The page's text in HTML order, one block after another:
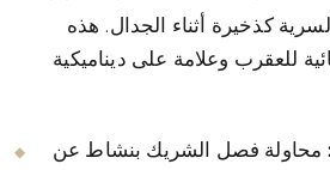
كذخيرة أثناء الجدال. هذه
للعقرب وعلامة على ديناميكية
فصل الشريك بنشاط عن